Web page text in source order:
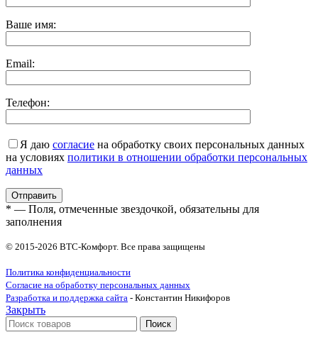
Ваше имя:
Email:
Телефон:
Я даю согласие на обработку своих персональных данных
на условиях политики в отношении обработки персональных
данных
* — Поля, отмеченные звездочкой, обязательны для
заполнения
© 2015-2026 ВТС-Комфорт. Все права защищены
Политика конфиденциальности
Согласие на обработку персональных данных
Разработка и поддержка сайта - Константин Никифоров
Закрыть
Поиск